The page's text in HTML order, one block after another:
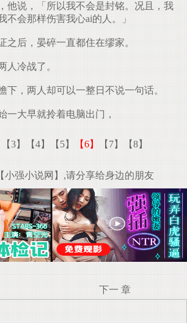
他说，「所以我不会是封铭。况且，我
不会那样伤害我心ai的人。」
后，晏碎一直都住在缪家。
冷战了。
，两人却可以一整日不说一句话。
大早就拎着电脑出门，
【3】 【4】 【5】 【6】 【7】 【8】
小强小说网】,请分享给身边的朋友
下一 章